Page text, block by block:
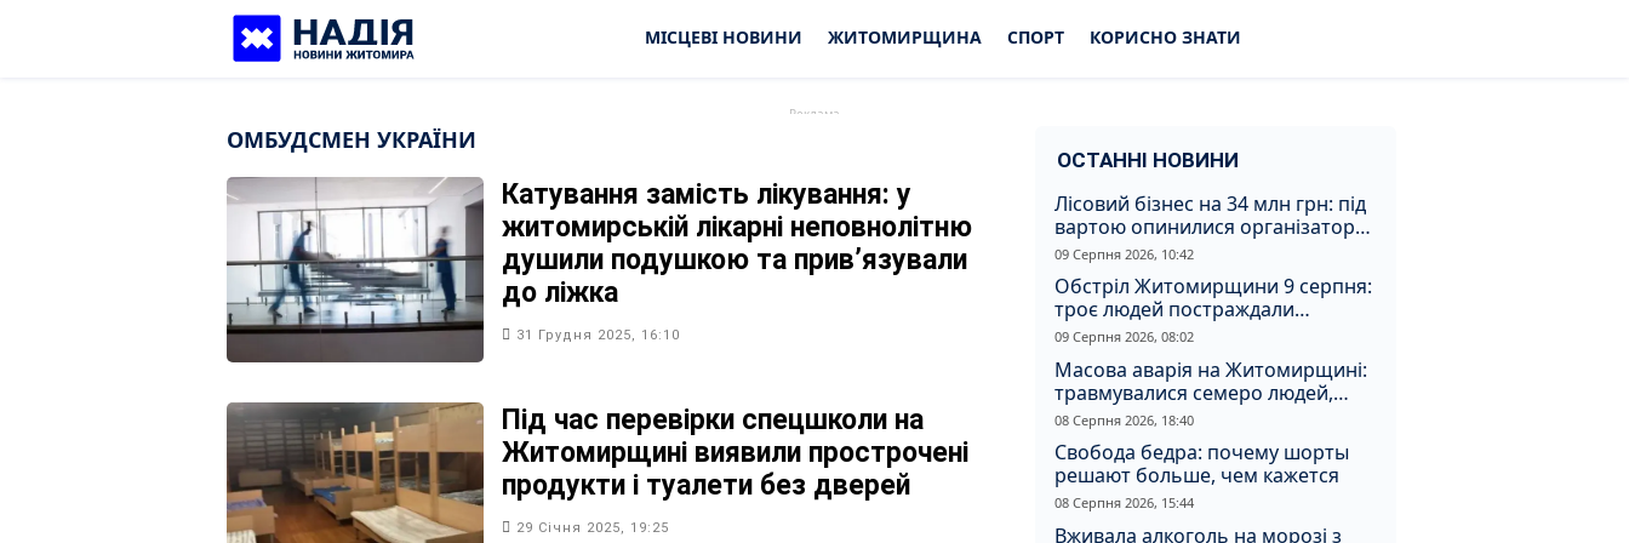
МІСЦЕВІ НОВИНИ ЖИТОМИРЩИНА СПОРТ КОРИСНО ЗНАТИ
ОМБУДСМЕН УКРАЇНИ
Катування замість лікування: у
житомирській лікарні неповнолітню
душили подушкою та прив’язували
до ліжка
31 Грудня 2025, 16:10
Під час перевірки спецшколи на
Житомирщині виявили прострочені
продукти і туалети без дверей
29 Січня 2025, 19:25
ОСТАННІ НОВИНИ
Лісовий бізнес на 34 млн грн: під
вартою опинилися організатори
незаконної вирубки на
Житомирщині
09 Серпня 2026, 10:42
Обстріл Житомирщини 9 серпня:
троє людей постраждали
внаслідок атаки
09 Серпня 2026, 08:02
Масова аварія на Житомирщині:
травмувалися семеро людей,
серед них діти
08 Серпня 2026, 18:40
Свобода бедра: почему шорты
решают больше, чем кажется
08 Серпня 2026, 15:44
Вживала алкоголь на морозі з